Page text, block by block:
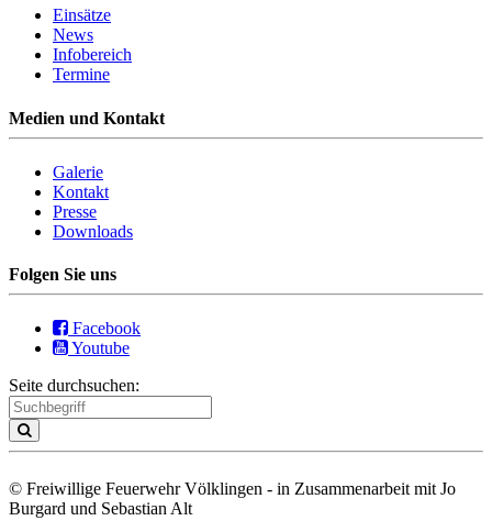
Einsätze
News
Infobereich
Termine
Medien und Kontakt
Galerie
Kontakt
Presse
Downloads
Folgen Sie uns
Facebook
Youtube
Seite durchsuchen:
© Freiwillige Feuerwehr Völklingen - in Zusammenarbeit mit Jo
Burgard und Sebastian Alt